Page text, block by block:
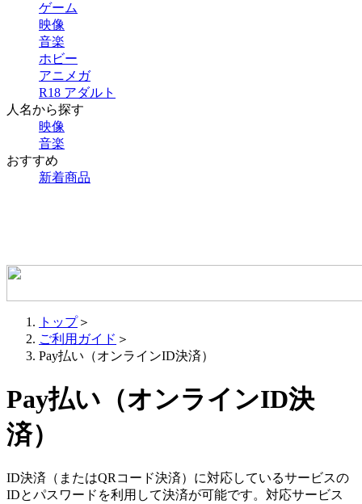
ゲーム
映像
音楽
ホビー
アニメガ
R18 アダルト
人名から探す
映像
音楽
おすすめ
新着商品
トップ＞
ご利用ガイド ＞
Pay払い（オンラインID決済）
Pay払い（オンラインID決
済）
ID決済（またはQRコード決済）に対応しているサービスの
IDとパスワードを利用して決済が可能です。対応サービス